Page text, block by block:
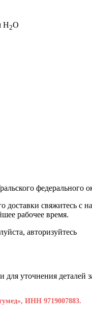
H2O
доставки свяжитесь
рабочее время.
авторизуйтесь
уточнения деталей
ИНН 9719007883.